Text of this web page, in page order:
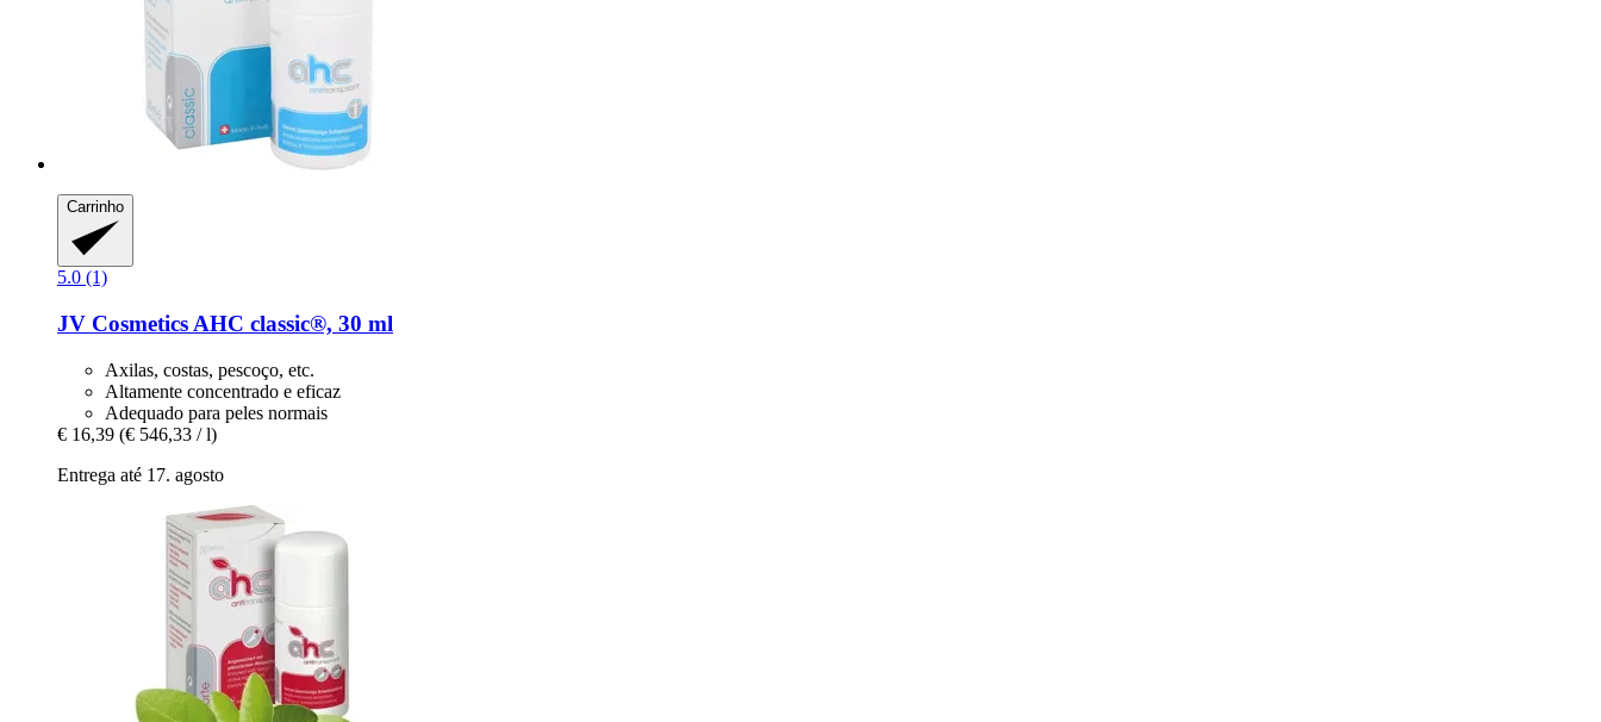
Carrinho
5.0 (1)
JV Cosmetics AHC classic®, 30 ml
Axilas, costas, pescoço, etc.
Altamente concentrado e eficaz
Adequado para peles normais
€ 16,39 (€ 546,33 / l)
Entrega até 17. agosto